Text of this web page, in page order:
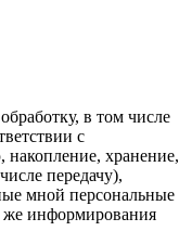
в том числе
с
хранение,
передачу),
мной персональные
же информирования